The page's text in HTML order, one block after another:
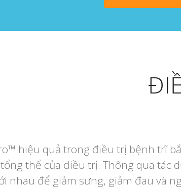
hiệu quả trong điều trị bệnh trĩ
thể của điều trị. Thông qua tác
nhau để giảm sưng, giảm đau và